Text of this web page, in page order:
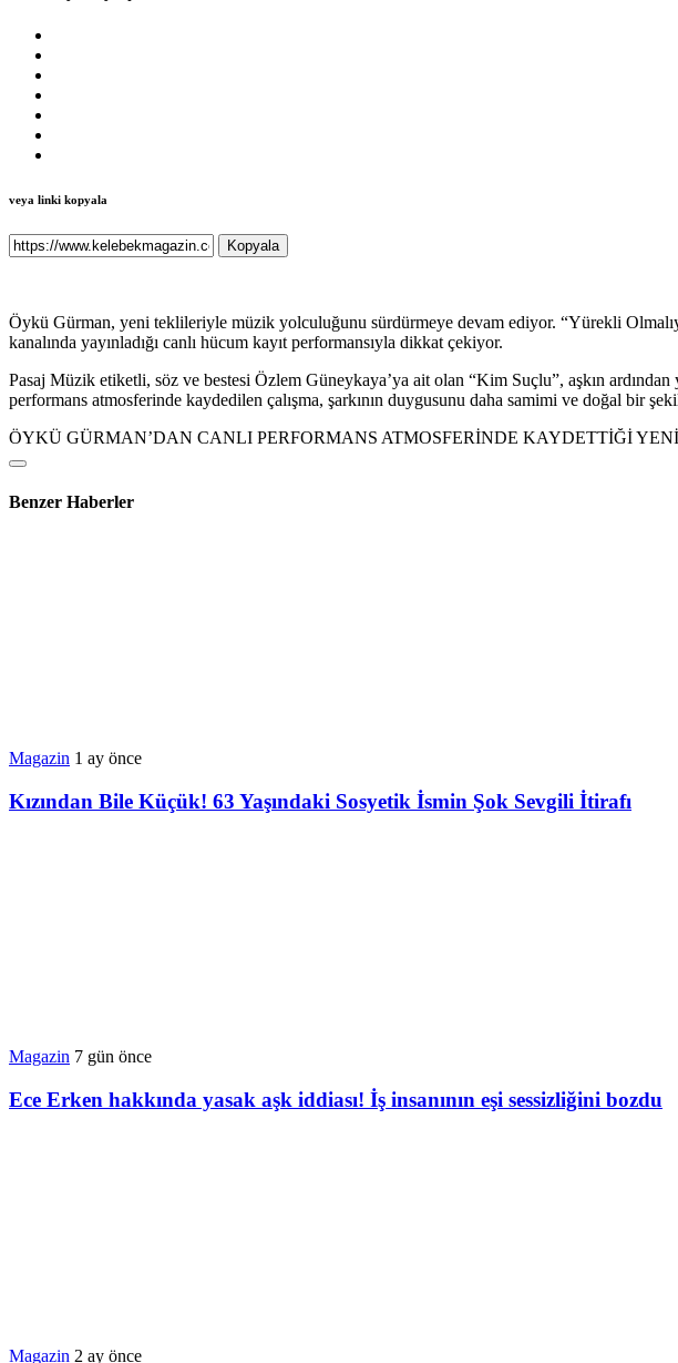
veya linki kopyala
Kopyala
Öykü Gürman, yeni teklileriyle müzik yolculuğunu sürdürmeye devam ediyor. “Yürekli
kanalında yayınladığı canlı hücum kayıt performansıyla dikkat çekiyor.
Pasaj Müzik etiketli, söz ve bestesi Özlem Güneykaya’ya ait olan “Kim Suçlu”, aşkın
performans atmosferinde kaydedilen çalışma, şarkının duygusunu daha samimi ve doğal bir
ÖYKÜ GÜRMAN’DAN CANLI PERFORMANS ATMOSFERİNDE KAYDETTİĞİ
Benzer Haberler
Magazin 1 ay önce
Kızından Bile Küçük! 63 Yaşındaki Sosyetik İsmin Şok Sevgili İtirafı
Magazin 7 gün önce
Ece Erken hakkında yasak aşk iddiası! İş insanının eşi sessizliğini bozdu
Magazin 2 ay önce